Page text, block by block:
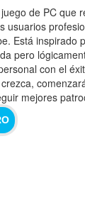
de PC que
usuarios
Está inspirado
pero
con el
mejores